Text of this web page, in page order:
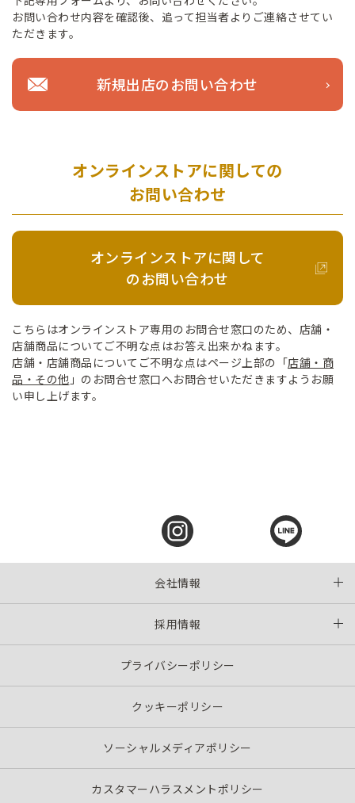
お問い合わせ内容を確認後、追って担当者よりご連絡させてい
ただきます。
新規出店のお問い合わせ
オンラインストアに関しての
お問い合わせ
オンラインストアに関して
のお問い合わせ
こちらはオンラインストア専用のお問合せ窓口のため、店舗・
店舗商品についてご不明な点はお答え出来かねます。
店舗・店舗商品についてご不明な点はページ上部の「店舗・商
品・その他 」のお問合せ窓口へお問合せいただきますようお願
い申し上げます。
会社情報
採用情報
プライバシーポリシー
クッキーポリシー
ソーシャルメディアポリシー
カスタマーハラスメントポリシー